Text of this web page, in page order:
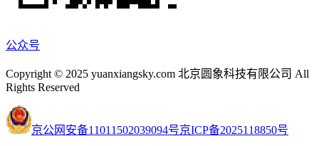
公众号
Copyright © 2025 yuanxiangsky.com 北京圆象科技有限公司 All
Rights Reserved
京公网安备11011502039094号京ICP备2025118850号